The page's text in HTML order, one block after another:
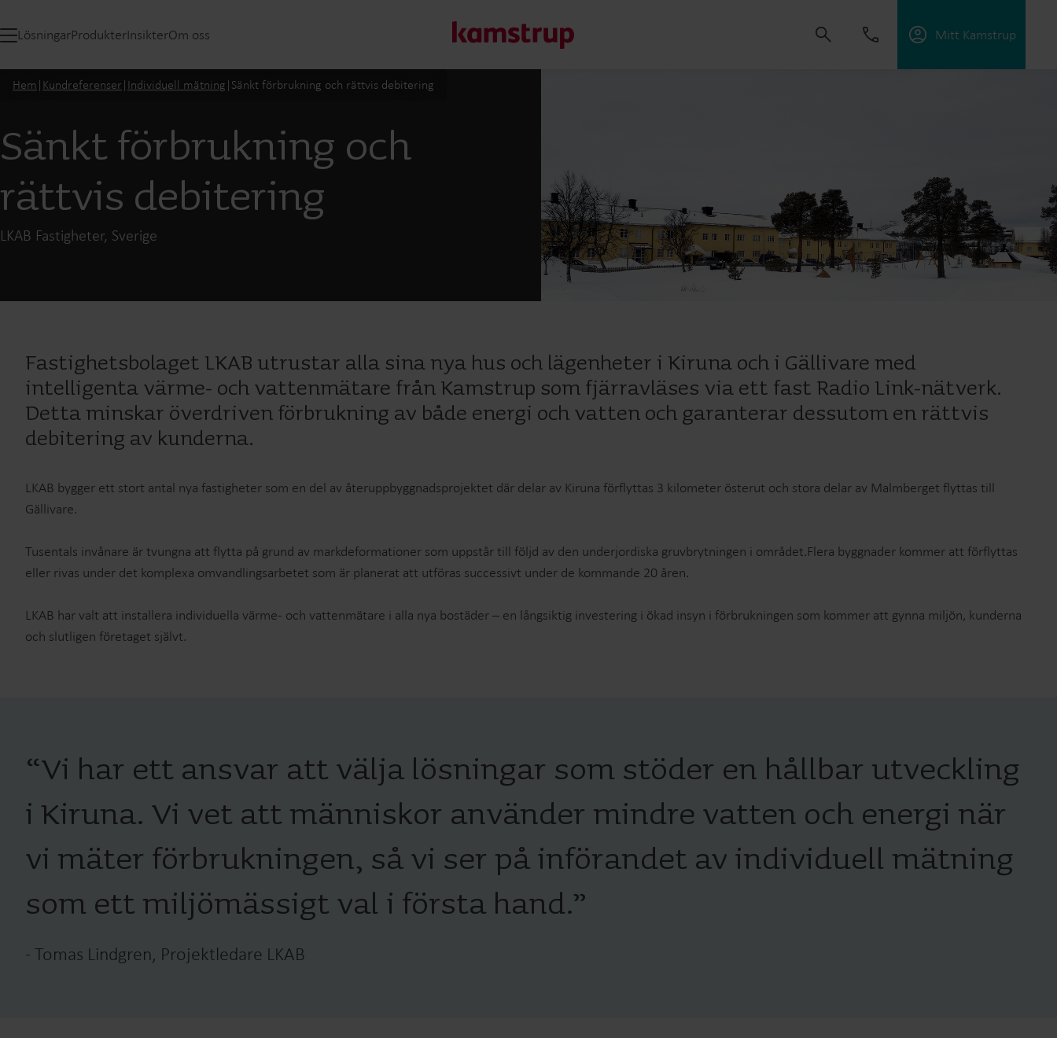
LösningarProdukterInsikterOm oss Mitt Kamstrup
Våra lösningar för mätning
Vårt engagemang för en grönare framtid motiverar oss att skapa lösningar som gör det möjligt för våra
kunder att minska vattenförlust, förbättra system, optimera energieffektivitet och hantera elektrifiering.
Smarta lösningar för
Smarta lösningar för
Avancerade lösningar för
uppföljning och effektiv resurshantering.
våra innovativa lösningar i vårt produktcenter.
Hem | Kundreferenser | Individuell mätning | Sänkt förbrukning och rättvis debitering
Sänkt förbrukning och
rättvis debitering
LKAB Fastigheter, Sverige
Fastighetsbolaget LKAB utrustar alla sina nya hus och lägenheter i Kiruna och i Gällivare med
intelligenta värme- och vattenmätare från Kamstrup som fjärravläses via ett fast Radio Link-nätverk.
Detta minskar överdriven förbrukning av både energi och vatten och garanterar dessutom en rättvis
debitering av kunderna.
LKAB bygger ett stort antal nya fastigheter som en del av återuppbyggnadsprojektet där delar av Kiruna förflyttas 3 kilometer österut och stora delar av Malmberget flyttas till
Gällivare.
Tusentals invånare är tvungna att flytta på grund av markdeformationer som uppstår till följd av den underjordiska gruvbrytningen i området.Flera byggnader kommer att förflyttas
eller rivas under det komplexa omvandlingsarbetet som är planerat att utföras successivt under de kommande 20 åren.
LKAB har valt att installera individuella värme- och vattenmätare i alla nya bostäder – en långsiktig investering i ökad insyn i förbrukningen som kommer att gynna miljön, kunderna
och slutligen företaget självt.
“Vi har ett ansvar att välja lösningar som stöder en hållbar utveckling
i Kiruna. Vi vet att människor använder mindre vatten och energi när
vi mäter förbrukningen, så vi ser på införandet av individuell mätning
som ett miljömässigt val i första hand.”
- Tomas Lindgren, Projektledare LKAB